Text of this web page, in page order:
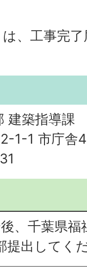
、工事完
建築指導課
1-1 市庁舎
、千葉県
提出してく